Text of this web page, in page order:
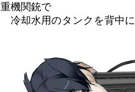
重機関銃で
冷却水用のタンクを背中